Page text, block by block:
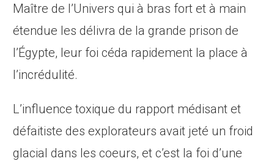
Maître de l’Univers qui à bras fort et à main
étendue les délivra de la grande prison de
l’Égypte, leur foi céda rapidement la place à
l’incrédulité.
L’influence toxique du rapport médisant et
défaitiste des explorateurs avait jeté un froid
glacial dans les coeurs, et c’est la foi d’une